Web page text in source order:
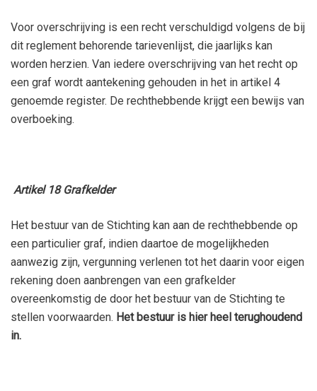
Voor overschrijving is een recht verschuldigd volgens de bij
dit reglement behorende tarievenlijst, die jaarlijks kan
worden herzien. Van iedere overschrijving van het recht op
een graf wordt aantekening gehouden in het in artikel 4
genoemde register. De rechthebbende krijgt een bewijs van
overboeking.
Artikel 18 Grafkelder
Het bestuur van de Stichting kan aan de rechthebbende op
een particulier graf, indien daartoe de mogelijkheden
aanwezig zijn, vergunning verlenen tot het daarin voor eigen
rekening doen aanbrengen van een grafkelder
overeenkomstig de door het bestuur van de Stichting te
stellen voorwaarden. Het bestuur is hier heel terughoudend
in.